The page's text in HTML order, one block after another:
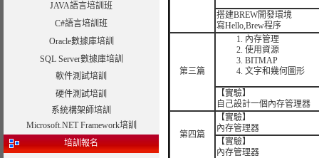
JAVA語言培訓班
C#語言培訓班
Oracle數據庫培訓
SQL Server數據庫培訓
軟件測試培訓
硬件測試培訓
系統構架師培訓
Microsoft.NET Framework培訓
培訓報名
搭建BREW開發環境
寫Hello,Brew程序
第三篇
內存管理
使用資源
BITMAP
文字和幾何圖形
【實驗】
自己設計一個內存管理器
第四篇
【實驗】
內存管理器
【實驗】
內存管理器